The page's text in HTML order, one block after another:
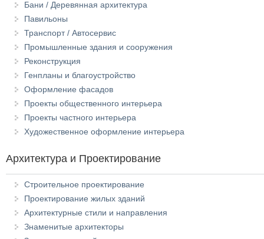
Бани / Деревянная архитектура
Павильоны
Транспорт / Автосервис
Промышленные здания и сооружения
Реконструкция
Генпланы и благоустройство
Оформление фасадов
Проекты общественного интерьера
Проекты частного интерьера
Художественное оформление интерьера
Архитектура и Проектирование
Строительное проектирование
Проектирование жилых зданий
Архитектурные стили и направления
Знаменитые архитекторы